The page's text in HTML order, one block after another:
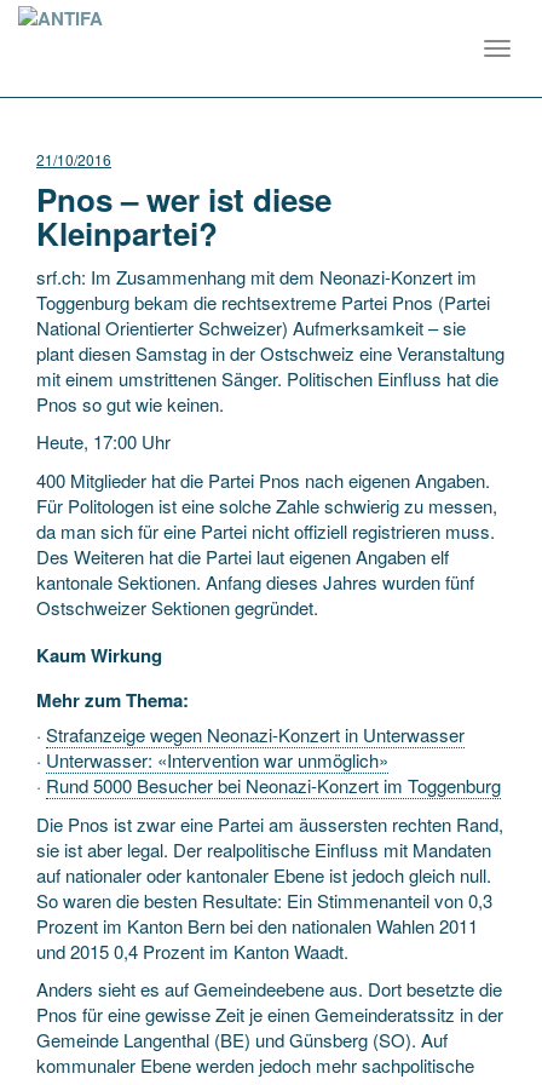
21/10/2016
Pnos – wer ist diese
Kleinpartei?
srf.ch: Im Zusammenhang mit dem Neonazi-Konzert im
Toggenburg bekam die rechtsextreme Partei Pnos (Partei
National Orientierter Schweizer) Aufmerksamkeit – sie
plant diesen Samstag in der Ostschweiz eine Veranstaltung
mit einem umstrittenen Sänger. Politischen Einfluss hat die
Pnos so gut wie keinen.
Heute, 17:00 Uhr
400 Mitglieder hat die Partei Pnos nach eigenen Angaben.
Für Politologen ist eine solche Zahle schwierig zu messen,
da man sich für eine Partei nicht offiziell registrieren muss.
Des Weiteren hat die Partei laut eigenen Angaben elf
kantonale Sektionen. Anfang dieses Jahres wurden fünf
Ostschweizer Sektionen gegründet.
Kaum Wirkung
Mehr zum Thema:
· Strafanzeige wegen Neonazi-Konzert in Unterwasser
· Unterwasser: «Intervention war unmöglich»
· Rund 5000 Besucher bei Neonazi-Konzert im Toggenburg
Die Pnos ist zwar eine Partei am äussersten rechten Rand,
sie ist aber legal. Der realpolitische Einfluss mit Mandaten
auf nationaler oder kantonaler Ebene ist jedoch gleich null.
So waren die besten Resultate: Ein Stimmenanteil von 0,3
Prozent im Kanton Bern bei den nationalen Wahlen 2011
und 2015 0,4 Prozent im Kanton Waadt.
Anders sieht es auf Gemeindeebene aus. Dort besetzte die
Pnos für eine gewisse Zeit je einen Gemeinderatssitz in der
Gemeinde Langenthal (BE) und Günsberg (SO). Auf
kommunaler Ebene werden jedoch mehr sachpolitische